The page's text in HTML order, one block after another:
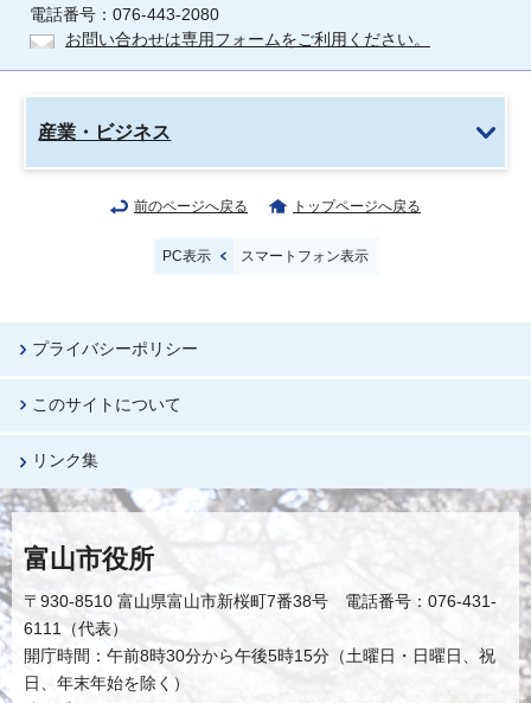
電話番号：076-443-2080
お問い合わせは専用フォームをご利用ください。
産業・ビジネス
前のページへ戻る トップページへ戻る
PC表示 スマートフォン表示
プライバシーポリシー
このサイトについて
リンク集
富山市役所
〒930-8510 富山県富山市新桜町7番38号 電話番号：076-431-
6111（代表）
開庁時間：午前8時30分から午後5時15分（土曜日・日曜日、祝
日、年末年始を除く）